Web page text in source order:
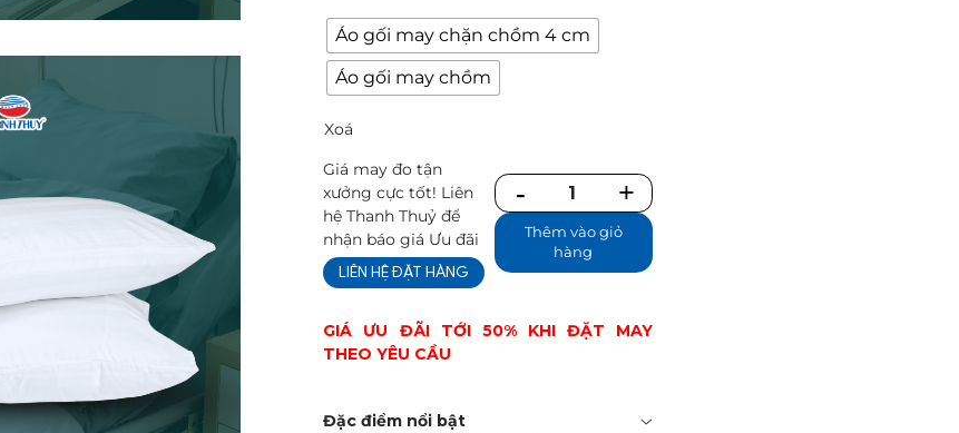
Áo gối may chặn chồm 4 cm
Áo gối may chồm
Xoá
Giá may đo tận
xưởng cực tốt! Liên
hệ Thanh Thuỷ để
nhận báo giá Ưu đãi
LIÊN HỆ ĐẶT HÀNG
Số
lượngThêm vào giỏ
hàng
GIÁ ƯU ĐÃI TỚI 50% KHI ĐẶT MAY
THEO YÊU CẦU
Đặc điểm nổi bật